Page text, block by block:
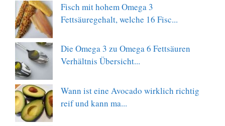
Fisch mit hohem Omega 3
Fettsäuregehalt, welche 16 Fisc...
Die Omega 3 zu Omega 6 Fettsäuren
Verhältnis Übersicht...
Wann ist eine Avocado wirklich richtig
reif und kann ma...